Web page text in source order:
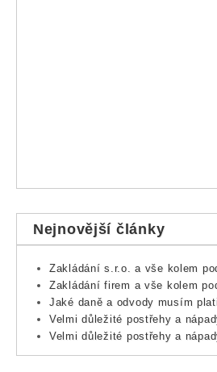
Nejnovější články
Zakládání s.r.o. a vše kolem
Zakládání firem a vše kolem
Jaké daně a odvody musím
Velmi důležité postřehy a
Velmi důležité postřehy a